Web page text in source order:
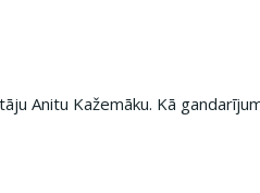
Anitu Kažemāku. Kā